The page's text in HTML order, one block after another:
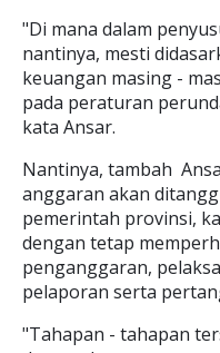
"Di mana dalam
nantinya, mesti
keuangan masing -
pada peraturan
kata Ansar.
Nantinya, tambah
anggaran akan
pemerintah provinsi,
dengan tetap
penganggaran,
pelaporan serta
"Tahapan - tahapan